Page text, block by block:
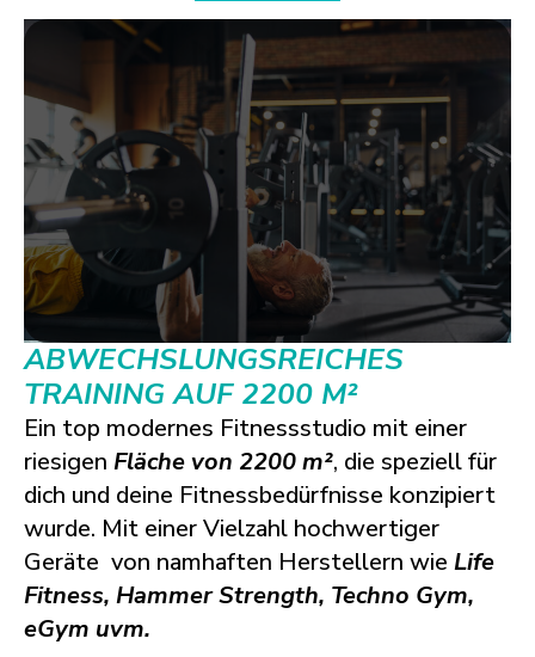
ABWECHSLUNGSREICHES
TRAINING AUF 2200 M²
Ein top modernes Fitnessstudio mit einer
riesigen Fläche von 2200 m², die speziell für
dich und deine Fitnessbedürfnisse konzipiert
wurde. Mit einer Vielzahl hochwertiger
Geräte von namhaften Herstellern wie Life
Fitness, Hammer Strength, Techno Gym,
eGym uvm.